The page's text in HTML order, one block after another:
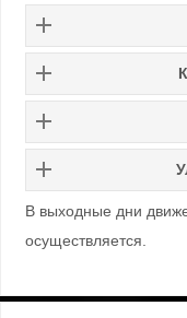
В выходные дни
осуществляется.